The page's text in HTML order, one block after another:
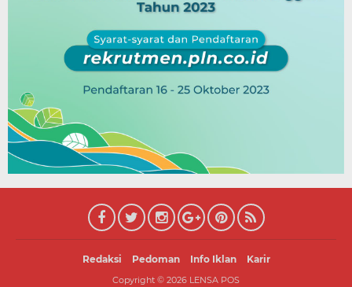
Redaksi Pedoman Info Iklan Karir
Copyright © 2026 LENSA POS